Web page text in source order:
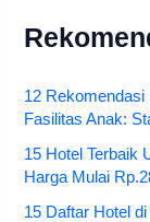
12 Rekomendasi
Fasilitas Anak:
15 Hotel Terbaik
Harga Mulai
15 Daftar Hotel